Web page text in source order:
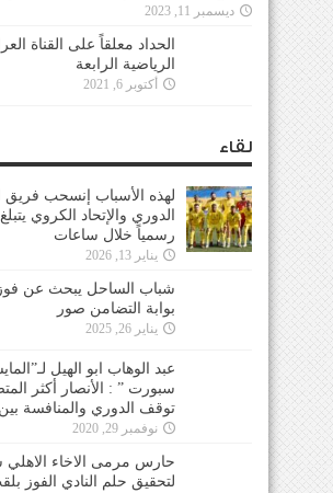
ديسمبر 11, 2023
الحداد معلقاً على القناة
الرياضية الرابعة
أكتوبر 6, 2021
لقاء
لهذه الأسباب إنسحب فريق
الدوري والإتحاد الكروي يتبلغ
رسمياً خلال ساعات
يناير 13, 2026
شباب الساحل يبحث عن
بوابة التضامن صور
يناير 26, 2025
عبد الوهاب ابو الهيل
سبورت ” : الأنصار أكثر
توقف الدوري والمنافسة بين 7 فرق
نوفمبر 29, 2020
حارس مرمى الاخاء الاهلي
لتحقيق حلم النادي الفوز